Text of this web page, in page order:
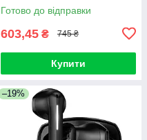
Готово до відправки
603,45 ₴ 745 ₴
Купити
–19%